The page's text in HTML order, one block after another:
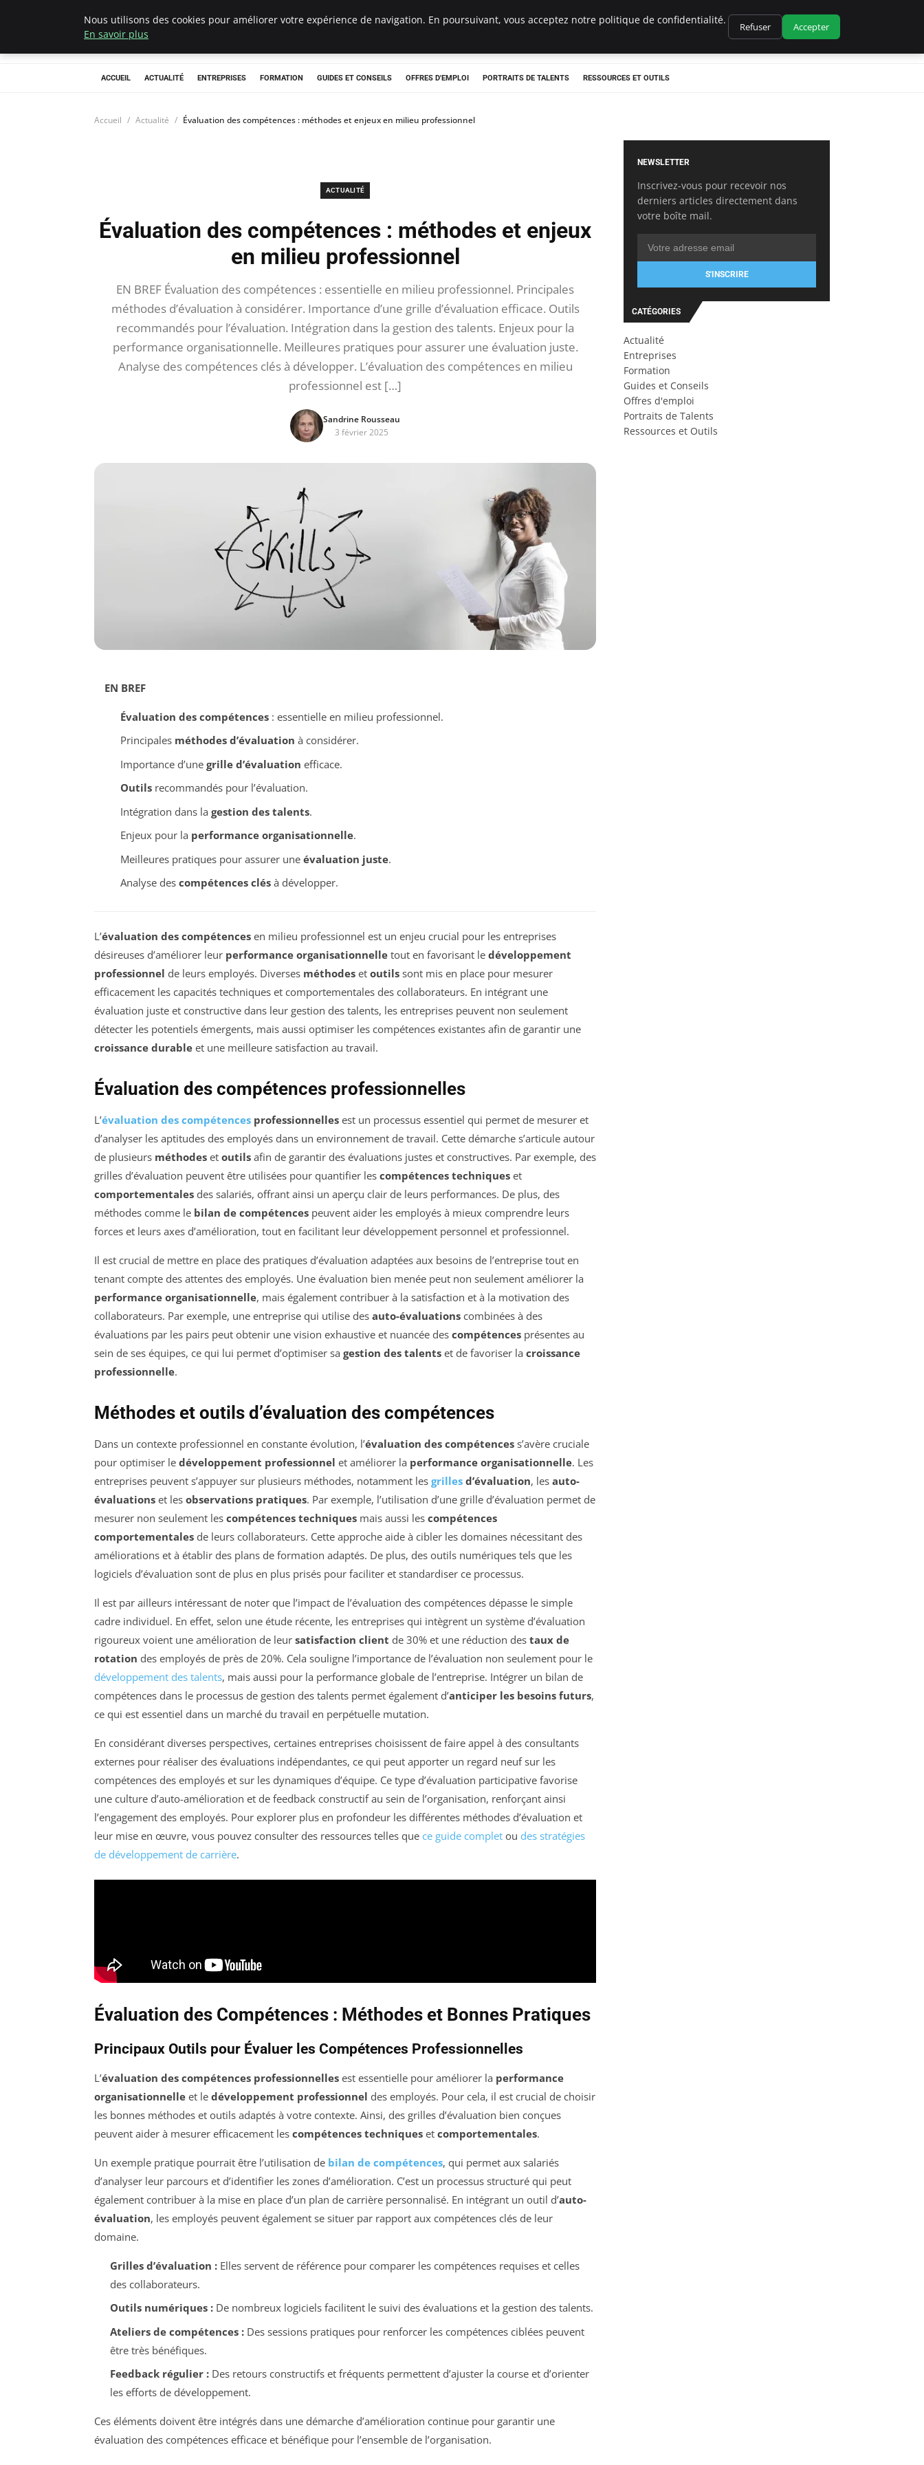
Chasseur De Tête
ACCUEIL ACTUALITÉ ENTREPRISES FORMATION GUIDES ET CONSEILS OFFRES D'EMPLOI PORTRAITS DE TALENTS RESSOURCES ET OUTILS
Accueil Actualité Évaluation des compétences : méthodes et enjeux en milieu professionnel
ACTUALITÉ
Évaluation des compétences : méthodes et enjeux
en milieu professionnel
EN BREF Évaluation des compétences : essentielle en milieu professionnel. Principales
méthodes d’évaluation à considérer. Importance d’une grille d’évaluation efficace. Outils
recommandés pour l’évaluation. Intégration dans la gestion des talents. Enjeux pour la
performance organisationnelle. Meilleures pratiques pour assurer une évaluation juste.
Analyse des compétences clés à développer. L’évaluation des compétences en milieu
professionnel est […]
Sandrine Rousseau
3 février 2025
EN BREF
Évaluation des compétences: essentielle en milieu professionnel.
Principales méthodes d’évaluation à considérer.
Importance d’une grille d’évaluation efficace.
Outilsrecommandés pour l’évaluation.
Intégration dans la gestion des talents.
Enjeux pour la performance organisationnelle.
Meilleures pratiques pour assurer une évaluation juste.
Analyse des compétences clésà développer.
L’évaluation des compétences en milieu professionnel est un enjeu crucial pour les entreprises
désireuses d’améliorer leur performance organisationnelle tout en favorisant le développement
professionnel de leurs employés. Diverses méthodes et outils sont mis en place pour mesurer
efficacement les capacités techniques et comportementales des collaborateurs. En intégrant une
évaluation juste et constructive dans leur gestion des talents, les entreprises peuvent non seulement
détecter les potentiels émergents, mais aussi optimiser les compétences existantes afin de garantir une
croissance durable et une meilleure satisfaction au travail.
Évaluation des compétences professionnelles
L’évaluation des compétences professionnelles est un processus essentiel qui permet de mesurer et
d’analyser les aptitudes des employés dans un environnement de travail. Cette démarche s’articule autour
de plusieurs méthodes et outils afin de garantir des évaluations justes et constructives. Par exemple, des
grilles d’évaluation peuvent être utilisées pour quantifier les compétences techniques et
comportementales des salariés, offrant ainsi un aperçu clair de leurs performances. De plus, des
méthodes comme le bilan de compétences peuvent aider les employés à mieux comprendre leurs
forces et leurs axes d’amélioration, tout en facilitant leur développement personnel et professionnel.
Il est crucial de mettre en place des pratiques d’évaluation adaptées aux besoins de l’entreprise tout en
tenant compte des attentes des employés. Une évaluation bien menée peut non seulement améliorer la
performance organisationnelle, mais également contribuer à la satisfaction et à la motivation des
collaborateurs. Par exemple, une entreprise qui utilise des auto-évaluations combinées à des
évaluations par les pairs peut obtenir une vision exhaustive et nuancée des compétences présentes au
sein de ses équipes, ce qui lui permet d’optimiser sa gestion des talents et de favoriser la croissance
professionnelle.
Méthodes et outils d’évaluation des compétences
Dans un contexte professionnel en constante évolution, l’évaluation des compétences s’avère cruciale
pour optimiser le développement professionnel et améliorer la performance organisationnelle. Les
entreprises peuvent s’appuyer sur plusieurs méthodes, notamment les grilles d’évaluation, les auto-
évaluations et les observations pratiques. Par exemple, l’utilisation d’une grille d’évaluation permet de
mesurer non seulement les compétences techniques mais aussi les compétences
comportementales de leurs collaborateurs. Cette approche aide à cibler les domaines nécessitant des
améliorations et à établir des plans de formation adaptés. De plus, des outils numériques tels que les
logiciels d’évaluation sont de plus en plus prisés pour faciliter et standardiser ce processus.
Il est par ailleurs intéressant de noter que l’impact de l’évaluation des compétences dépasse le simple
cadre individuel. En effet, selon une étude récente, les entreprises qui intègrent un système d’évaluation
rigoureux voient une amélioration de leur satisfaction client de 30% et une réduction des taux de
rotation des employés de près de 20%. Cela souligne l’importance de l’évaluation non seulement pour le
développement des talents, mais aussi pour la performance globale de l’entreprise. Intégrer un bilan de
compétences dans le processus de gestion des talents permet également d’anticiper les besoins futurs,
ce qui est essentiel dans un marché du travail en perpétuelle mutation.
En considérant diverses perspectives, certaines entreprises choisissent de faire appel à des consultants
externes pour réaliser des évaluations indépendantes, ce qui peut apporter un regard neuf sur les
compétences des employés et sur les dynamiques d’équipe. Ce type d’évaluation participative favorise
une culture d’auto-amélioration et de feedback constructif au sein de l’organisation, renforçant ainsi
l’engagement des employés. Pour explorer plus en profondeur les différentes méthodes d’évaluation et
leur mise en œuvre, vous pouvez consulter des ressources telles que ce guide complet ou des stratégies
de développement de carrière.
Évaluation des Compétences : Méthodes et Bonnes Pratiques
Principaux Outils pour Évaluer les Compétences Professionnelles
L’évaluation des compétences professionnelles est essentielle pour améliorer la performance
organisationnelle et le développement professionnel des employés. Pour cela, il est crucial de choisir
les bonnes méthodes et outils adaptés à votre contexte. Ainsi, des grilles d’évaluation bien conçues
peuvent aider à mesurer efficacement les compétences techniques et comportementales.
Un exemple pratique pourrait être l’utilisation de bilan de compétences, qui permet aux salariés
d’analyser leur parcours et d’identifier les zones d’amélioration. C’est un processus structuré qui peut
également contribuer à la mise en place d’un plan de carrière personnalisé. En intégrant un outil d’auto-
évaluation, les employés peuvent également se situer par rapport aux compétences clés de leur
domaine.
Grilles d’évaluation : Elles servent de référence pour comparer les compétences requises et celles
des collaborateurs.
Outils numériques : De nombreux logiciels facilitent le suivi des évaluations et la gestion des talents.
Ateliers de compétences : Des sessions pratiques pour renforcer les compétences ciblées peuvent
être très bénéfiques.
Feedback régulier : Des retours constructifs et fréquents permettent d’ajuster la course et d’orienter
les efforts de développement.
Ces éléments doivent être intégrés dans une démarche d’amélioration continue pour garantir une
évaluation des compétences efficace et bénéfique pour l’ensemble de l’organisation.
NEWSLETTER
Inscrivez-vous pour recevoir nos
derniers articles directement dans
votre boîte mail.
S'INSCRIRE
CATÉGORIES
Actualité
Entreprises
Formation
Guides et Conseils
Offres d'emploi
Portraits de Talents
Ressources et Outils
Nous utilisons des cookies pour améliorer votre expérience de navigation. En poursuivant, vous acceptez notre politique de confidentialité.
En savoir plus
Refuser Accepter